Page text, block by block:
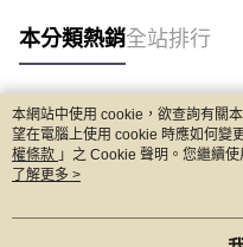
本分類熱銷全站排行
熱門標籤
本網站中使用 cookie，欲查詢有關
望在電腦上使用 cookie 時應如何變
權條款 」之 Cookie 聲明。您繼續
用條款之 Cookie 聲明使用 cookie。
了解更多 >